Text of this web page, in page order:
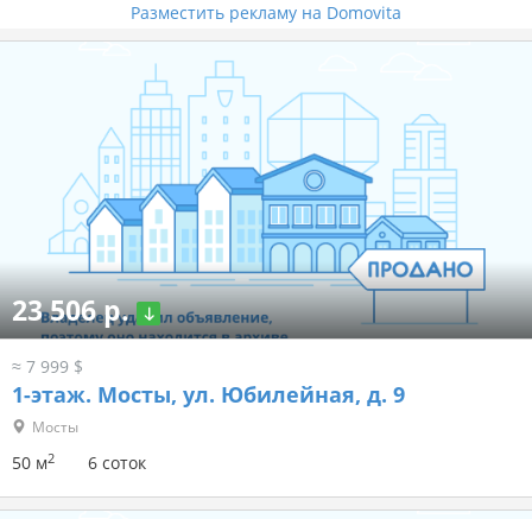
Разместить рекламу на Domovita
23 506 р.
≈ 7 999 $
1-этаж. Мосты, ул. Юбилейная, д. 9
Мосты
50 м2 6 соток